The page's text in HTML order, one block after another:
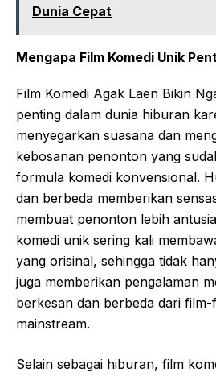
Dunia Cepat
Mengapa Film Komedi Unik
Film Komedi Agak Laen Bikin
penting dalam dunia hiburan
menyegarkan suasana dan
kebosanan penonton yang
formula komedi konvensional.
dan berbeda memberikan
membuat penonton lebih
komedi unik sering kali
yang orisinal, sehingga tidak
juga memberikan pengalaman
berkesan dan berbeda dari film-
mainstream.
Selain sebagai hiburan, film